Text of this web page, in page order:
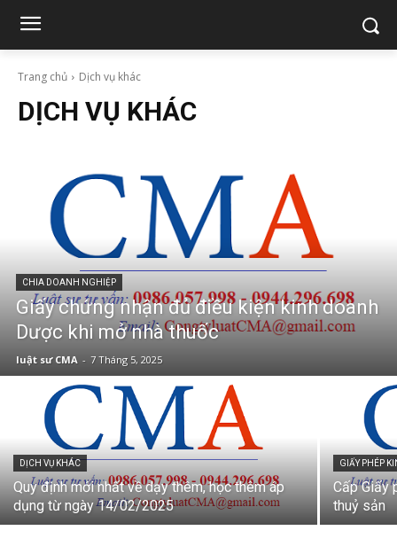
Trang chủ Dịch vụ khác
DỊCH VỤ KHÁC
CHIA DOANH NGHIỆP
Giấy chứng nhận đủ điều kiện kinh doanh
Dược khi mở nhà thuốc
luật sư CMA - 7 Tháng 5, 2025
DỊCH VỤ KHÁC
Quy định mới nhất về dạy thêm, học thêm áp
dụng từ ngày 14/02/2025
GIẤY PHÉP
Cấp Giấy
thuỷ sản